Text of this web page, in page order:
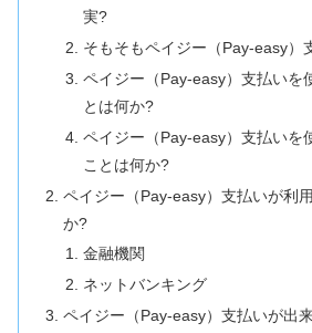
実?
そもそもペイジー（Pay-easy）
ペイジー（Pay-easy）支払いを
とは何か?
ペイジー（Pay-easy）支払いを
ことは何か?
ペイジー（Pay-easy）支払いが利
か?
金融機関
ネットバンキング
ペイジー（Pay-easy）支払いが出